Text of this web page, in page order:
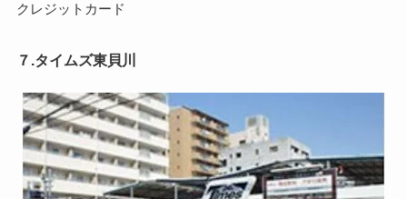
クレジットカード
７.タイムズ東貝川